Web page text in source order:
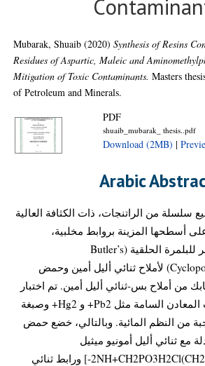
Mubarak, Shuaib (2020)Synthesis of Resins
Residues of Aspartic, Maleic and
Mitigation of Toxic Contaminants. Masters
of Petroleum and Minerals.
PDF
shuaib_mubarak_ thesis..pdf
Download (2MB) |
Arabic
سلسلة من الراتنجات، ذات الكثافة العالية
أسطحها المزينة بروابط مخلبية،
باستخدام بروتوكول بتلر للبلمرة الحلقية (Butler’s
Cyclopolymerization protocol) لأملاح ثنائي أليل أمين وحمض
من أملاح بس-ثنائي أليل أمين. تم اختبار
الراتنجات لإزالة أيونات المعادن السامة مثل Pb2+ و Hg2+ وصبغة
من النظم المائية. وبالتالي، خضع حمض
مع ثنائي أليل أمونيو ميثيل
فوسفونات[(CH2=CHCH2)2NH+CH2PO3H2Cl-] ورابط ثنائي